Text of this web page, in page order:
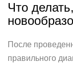
Что
После
правильного